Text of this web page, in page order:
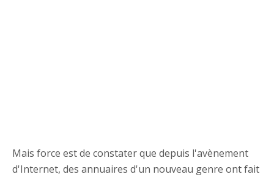
Mais force est de constater que depuis l'avènement
d'Internet, des annuaires d'un nouveau genre ont fait